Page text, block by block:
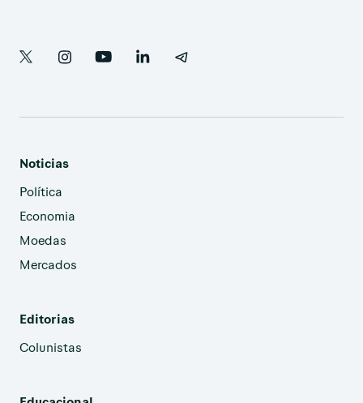
Noticias
Política
Economia
Moedas
Mercados
Editorias
Colunistas